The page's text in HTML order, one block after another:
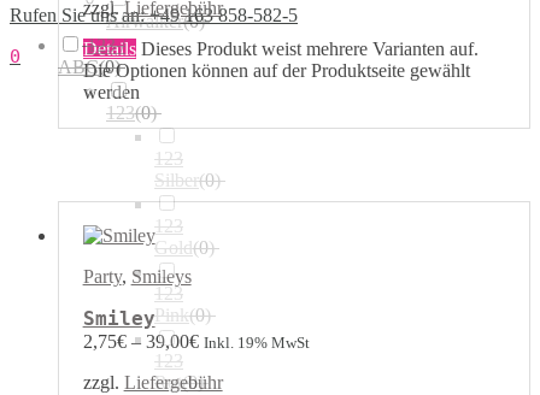
Rufen Sie uns an: +49 163 858-582-5
0
zzgl.Liefergebühr
Details Dieses Produkt weist mehrere Varianten auf.
Die Optionen können auf der Produktseite gewählt
werden
Party, Smileys
Smiley
2,75€– 39,00€ Inkl. 19% MwSt
zzgl. Liefergebühr
Airwalker(0)
123 /
ABC(0)
123(0)
123
Silber(0)
123
Gold(0)
123
Pink(0)
123
Rot(0)